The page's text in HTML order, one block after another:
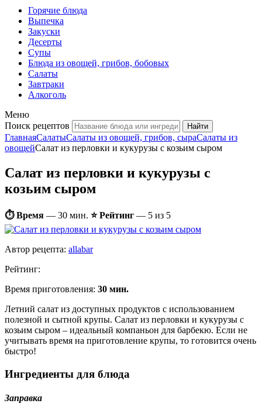
Горячие блюда
Выпечка
Закуски
Десерты
Супы
Блюда из овощей, грибов, бобовых
Салаты
Завтраки
Алкоголь
Меню
Поиск рецептов
ГлавнаяСалатыСалаты из овощей, грибов, сыраСалаты из
овощейСалат из перловки и кукурузы с козьим сыром
Салат из перловки и кукурузы с
козьим сыром
⏱ Время — 30 мин. ⭐ Рейтинг — 5 из 5
Автор рецепта: allabar
Рейтинг:
Время приготовления: 30 мин.
Летний салат из доступных продуктов с использованием
полезной и сытной крупы. Салат из перловки и кукурузы с
козьим сыром – идеальный компаньон для барбекю. Если не
учитывать время на приготовление крупы, то готовится очень
быстро!
Ингредиенты для блюда
Заправка